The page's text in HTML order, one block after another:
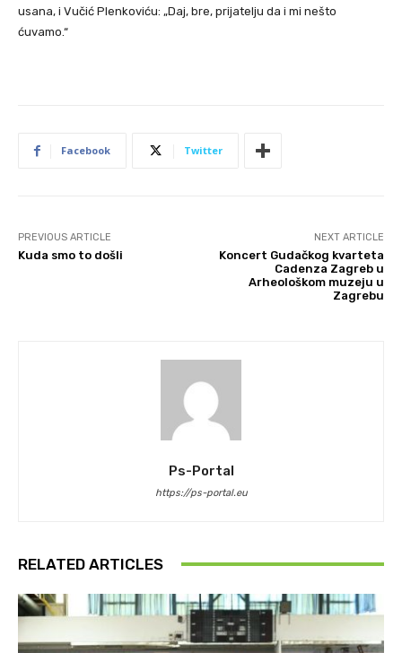
usana, i Vučić Plenkoviću: „Daj, bre, prijatelju da i mi nešto
ćuvamo.“
Facebook Twitter
PREVIOUS ARTICLE
Kuda smo to došli
NEXT ARTICLE
Koncert Gudačkog kvarteta
Cadenza Zagreb u
Arheološkom muzeju u
Zagrebu
Ps-Portal
https://ps-portal.eu
RELATED ARTICLES